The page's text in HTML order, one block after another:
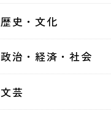
歴史・文化
政治・経済・社会
文芸